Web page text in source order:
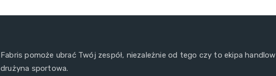
Fabris pomoże ubrać Twój zespół, niezależnie od tego czy to ekipa
drużyna sportowa.